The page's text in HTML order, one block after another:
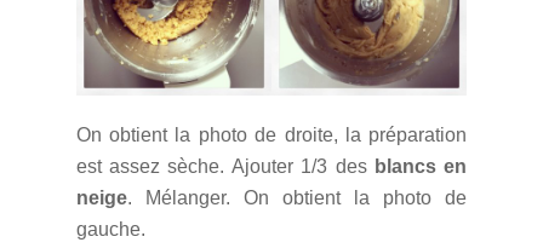
On obtient la photo de droite, la préparation
est assez sèche. Ajouter 1/3 des blancs en
neige. Mélanger. On obtient la photo de
gauche.